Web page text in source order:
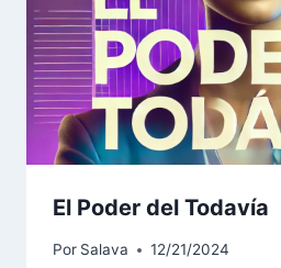
El Poder del Todavía
Por Salava 12/21/2024